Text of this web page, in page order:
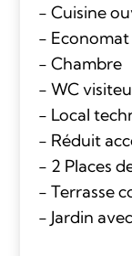
- Cuisine
- Economat
- Chambre
- WC
- Local
- Réduit
- 2 Places
- Terrasse
- Jardin